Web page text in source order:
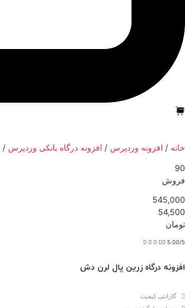
خانه / افزونه وردپرس / افزونه درگاه بانکی وردپرس /
90
فروش
545,000
54,500
تومان
    5.00/5
افزونه درگاه زرین پال لرن دش
گارانتی کیفیت